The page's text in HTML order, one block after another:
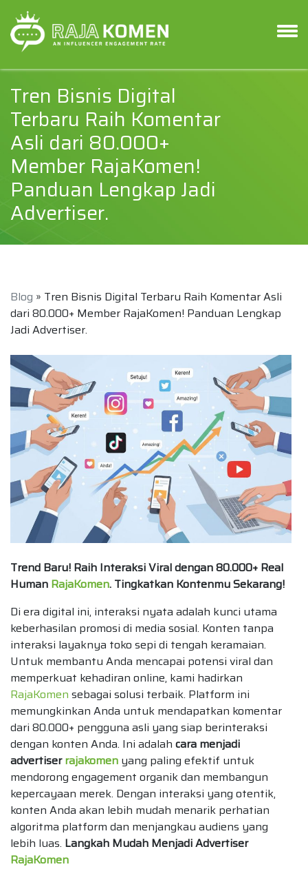
Tren Bisnis Digital
Terbaru Raih Komentar
Asli dari 80.000+
Member RajaKomen!
Panduan Lengkap Jadi
Advertiser.
Blog » Tren Bisnis Digital Terbaru Raih Komentar Asli
dari 80.000+ Member RajaKomen! Panduan Lengkap
Jadi Advertiser.
Trend Baru! Raih Interaksi Viral dengan 80.000+ Real
Human RajaKomen. Tingkatkan Kontenmu Sekarang!
Di era digital ini, interaksi nyata adalah kunci utama
keberhasilan promosi di media sosial. Konten tanpa
interaksi layaknya toko sepi di tengah keramaian.
Untuk membantu Anda mencapai potensi viral dan
memperkuat kehadiran online, kami hadirkan
RajaKomen sebagai solusi terbaik. Platform ini
memungkinkan Anda untuk mendapatkan komentar
dari 80.000+ pengguna asli yang siap berinteraksi
dengan konten Anda. Ini adalah cara menjadi
advertiserrajakomen yang paling efektif untuk
mendorong engagement organik dan membangun
kepercayaan merek. Dengan interaksi yang otentik,
konten Anda akan lebih mudah menarik perhatian
algoritma platform dan menjangkau audiens yang
lebih luas. Langkah Mudah Menjadi Advertiser
RajaKomen